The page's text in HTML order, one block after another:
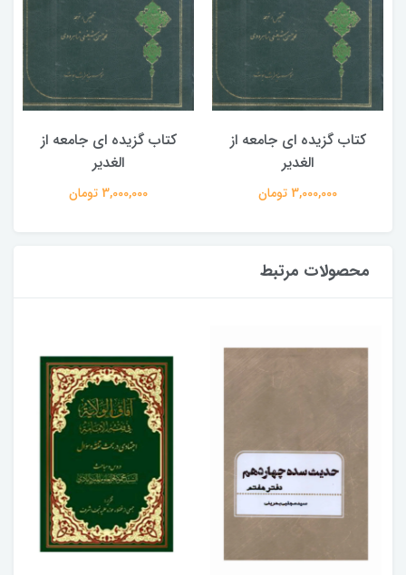
کتاب گزیده ای جامعه از
الغدیر
3,000,000 تومان
کتاب گزیده ای جامعه از
الغدیر
3,000,000 تومان
محصولات مرتبط